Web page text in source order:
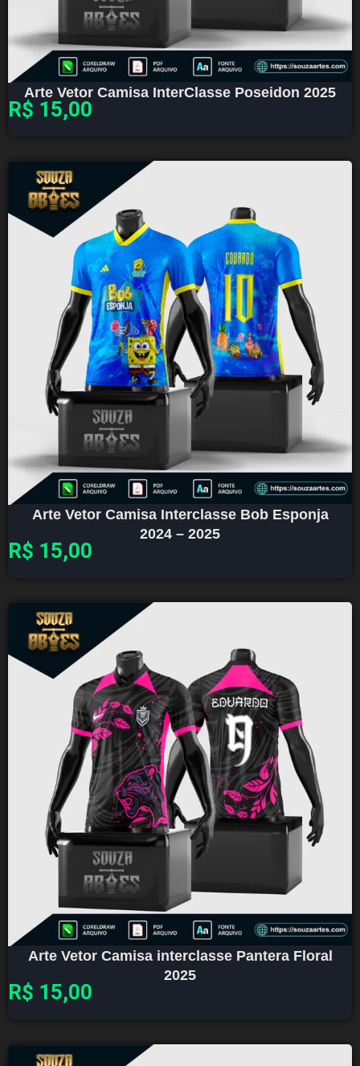
Arte Vetor Camisa InterClasse Poseidon 2025
R$ 15,00
Arte Vetor Camisa Interclasse Bob Esponja
2024 – 2025
R$ 15,00
Arte Vetor Camisa interclasse Pantera Floral
2025
R$ 15,00